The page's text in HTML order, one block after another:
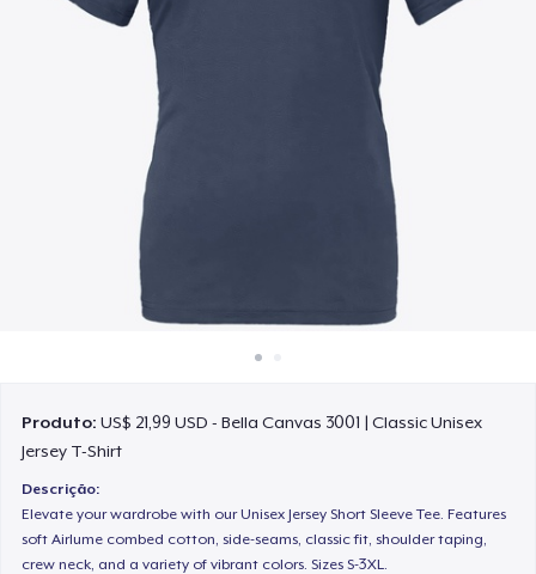
Produto:US$ 21,99 USD - Bella Canvas 3001 | Classic Unisex
Jersey T-Shirt
Descrição:
Elevate your wardrobe with our Unisex Jersey Short Sleeve Tee. Features
soft Airlume combed cotton, side-seams, classic fit, shoulder taping,
crew neck, and a variety of vibrant colors. Sizes S-3XL.